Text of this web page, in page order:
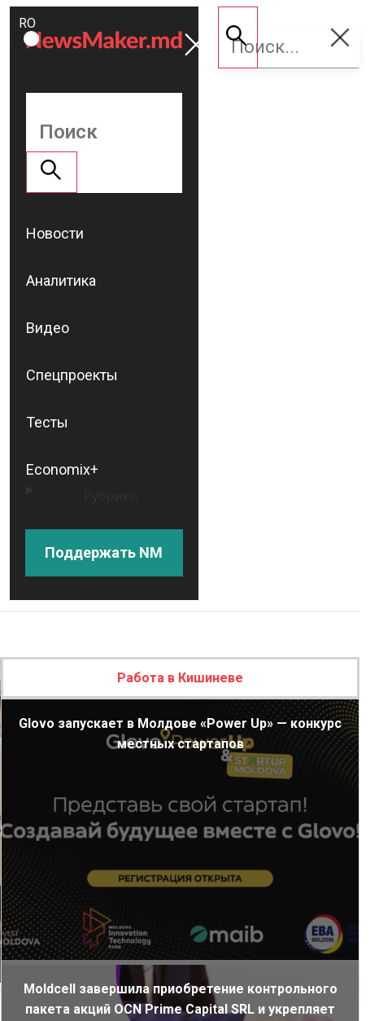
ROMÂNĂ
RU
Поддержать
NM
Новости
Аналитика
Видео
Спецпроекты
Тесты
Economix+
Поддержать NM
Работа в Кишиневе
Glovo запускает в Молдове «Power Up» — конкурс
местных стартапов
Moldcell завершила приобретение контрольного
пакета акций OCN Prime Capital SRL и укрепляет